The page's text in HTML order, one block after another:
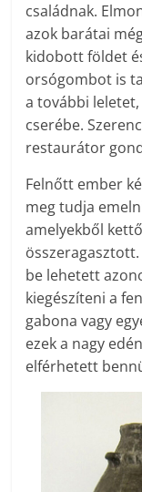
családnak.
azok barátai
kidobott földet
orsógombot is
a további
cserébe.
restaurátor
Felnőtt ember
meg tudja
amelyekből
be lehetett
kiegészíteni a
gabona vagy
ezek a nagy
elférhetett